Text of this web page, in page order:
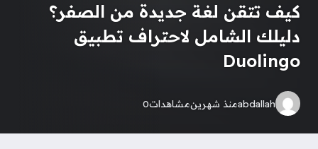
كيف تتقن لغة جديدة من الصفر؟
دليلك الشامل لاحتراف تطبيق
Duolingo
abdallahمنذ شهرينمشاهدات0